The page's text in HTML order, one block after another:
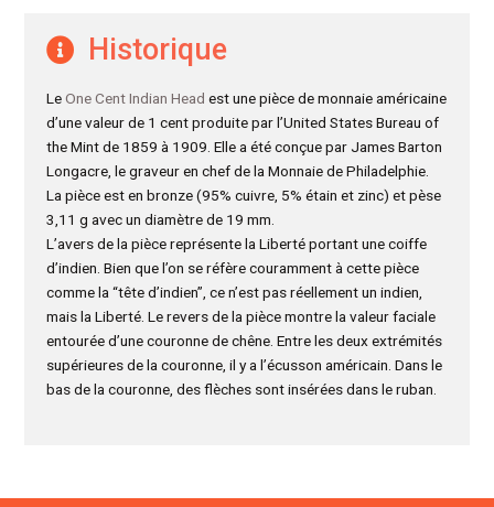
Historique
LeOne Cent Indian Head est une pièce de monnaie américaine
d’une valeur de 1 cent produite par l’United States Bureau of
the Mint de 1859 à 1909. Elle a été conçue par James Barton
Longacre, le graveur en chef de la Monnaie de Philadelphie.
La pièce est en bronze (95% cuivre, 5% étain et zinc) et pèse
3,11 g avec un diamètre de 19 mm.
L’avers de la pièce représente la Liberté portant une coiffe
d’indien. Bien que l’on se réfère couramment à cette pièce
comme la “tête d’indien”, ce n’est pas réellement un indien,
mais la Liberté. Le revers de la pièce montre la valeur faciale
entourée d’une couronne de chêne. Entre les deux extrémités
supérieures de la couronne, il y a l’écusson américain. Dans le
bas de la couronne, des flèches sont insérées dans le ruban.